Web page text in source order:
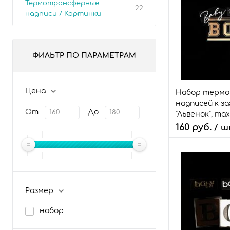
Термотрансферные
надписи / Картинки
22
ФИЛЬТР ПО ПАРАМЕТРАМ
Цена
От До
Размер
набор
Набор
надписей к
"Львенок",
160 руб. /
В
Быстрый
В избранное